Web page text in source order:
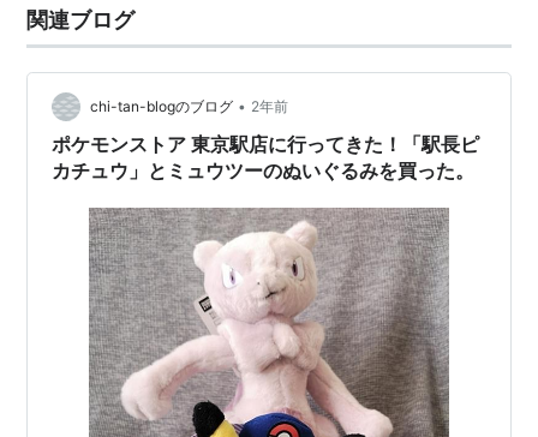
関連ブログ
chi-tan-blogのブログ • 2年前
ポケモンストア 東京駅店に行ってきた！「駅長ピ
カチュウ」とミュウツーのぬいぐるみを買った。